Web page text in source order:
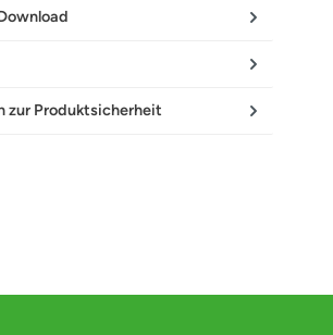
zur Produktsicherheit